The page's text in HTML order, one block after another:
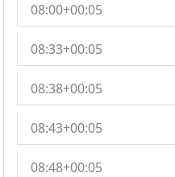
08:00+00:05
08:33+00:05
08:38+00:05
08:43+00:05
08:48+00:05